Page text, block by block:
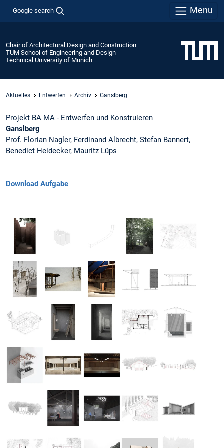
Google search Menu
Chair of Architectural Design and Construction
TUM School of Engineering and Design
Technical University of Munich
Aktuelles Entwerfen Archiv Ganslberg
Projekt BA MA - Entwerfen und Konstruieren
Ganslberg
Prof. Florian Nagler, Ferdinand Albrecht, Stefan Bannert,
Benedict Heidecker, Mauritz Lüps
Download Aufgabe